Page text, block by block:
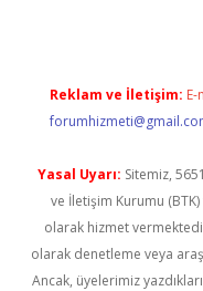
Reklam ve İletişim: E-
Yasal Uyarı: Sitemiz,
ve İletişim Kurumu (BTK)
olarak hizmet
olarak denetleme veya
Ancak, üyelerimiz